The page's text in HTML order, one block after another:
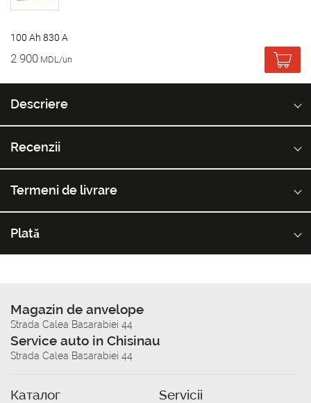
100 Ah 830 A
2 900 MDL/un
Descriere
Recenzii
Termeni de livrare
Plată
Magazin de anvelope
Strada Calea Basarabiei 44
Service auto in Chisinau
Strada Calea Basarabiei 44
Каталог Servicii